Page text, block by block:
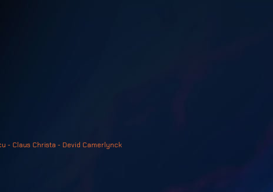
- Claus Christa - Devid Camerlynck